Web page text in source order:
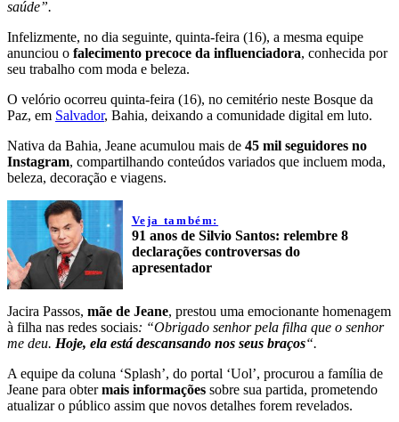
saúde”.
Infelizmente, no dia seguinte, quinta-feira (16), a mesma equipe
anunciou o falecimento precoce da influenciadora, conhecida por
seu trabalho com moda e beleza.
O velório ocorreu quinta-feira (16), no cemitério neste Bosque da
Paz, em Salvador, Bahia, deixando a comunidade digital em luto.
Nativa da Bahia, Jeane acumulou mais de 45 mil seguidores no
Instagram, compartilhando conteúdos variados que incluem moda,
beleza, decoração e viagens.
Veja também:
91 anos de Silvio Santos: relembre 8
declarações controversas do
apresentador
Jacira Passos, mãe de Jeane, prestou uma emocionante homenagem
à filha nas redes sociais: “Obrigado senhor pela filha que o senhor
me deu. Hoje, ela está descansando nos seus braços“.
A equipe da coluna ‘Splash’, do portal ‘Uol’, procurou a família de
Jeane para obtermais informações sobre sua partida, prometendo
atualizar o público assim que novos detalhes forem revelados.